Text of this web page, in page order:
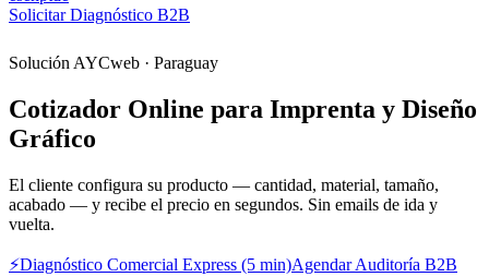
Solicitar Diagnóstico B2B
Solución AYCweb · Paraguay
Cotizador Online para Imprenta y Diseño
Gráfico
El cliente configura su producto — cantidad, material, tamaño,
acabado — y recibe el precio en segundos. Sin emails de ida y
vuelta.
⚡Diagnóstico Comercial Express (5 min)Agendar Auditoría B2B